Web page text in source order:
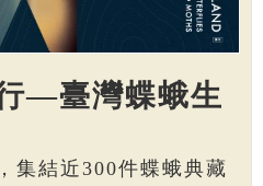
—臺灣蝶蛾生
集結近300件蝶蛾典藏